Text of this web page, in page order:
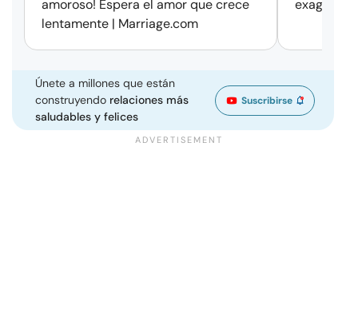
amoroso! Espera el amor que crece
lentamente | Marriage.com
Únete a millones que están
construyendo relaciones más
saludables y felices
Suscribirse